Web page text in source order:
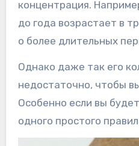
концентрация.
до года возрастает в
о более длительных
Однако даже так его
недостаточно, чтобы
Особенно если вы
одного простого